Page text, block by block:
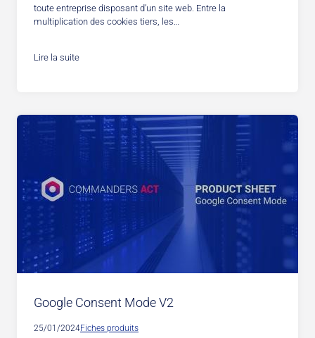
toute entreprise disposant d’un site web. Entre la
multiplication des cookies tiers, les…
Lire la suite
Google Consent Mode V2
25/01/2024Fiches produits